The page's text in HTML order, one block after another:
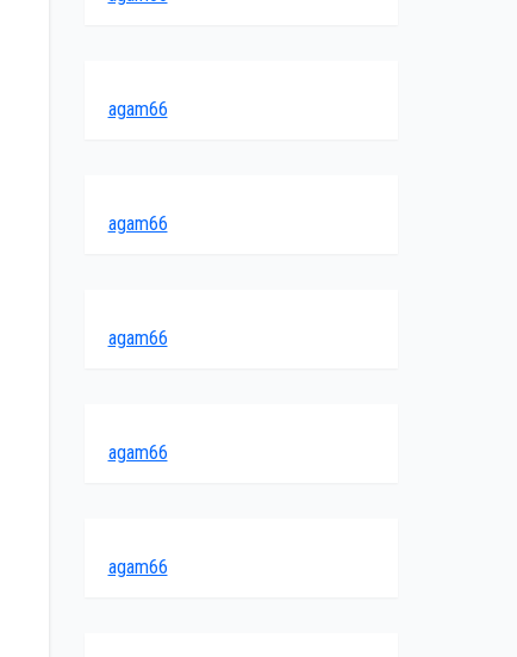
agam66
agam66
agam66
agam66
agam66